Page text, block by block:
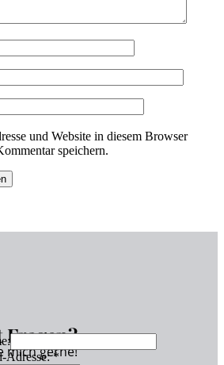
und Website in diesem Browser
speichern.
mich gerne!
Adresse:*